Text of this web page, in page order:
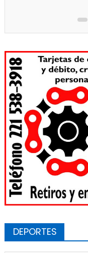
DEPORTES